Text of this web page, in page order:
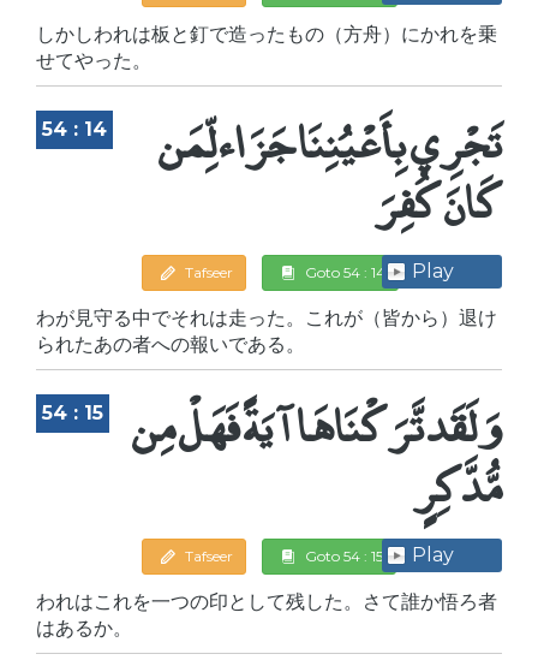
しかしわれは板と釘で造ったもの（方舟）にかれを乗
せてやった。
54 : 14 تَجْرِي بِأَعْيُنِنَا جَزَاء لِّمَن
كَانَ كُفِرَ
Tafseer Goto 54 : 14 Play
わが見守る中でそれは走った。これが（皆から）退け
られたあの者への報いである。
54 : 15 وَلَقَد تَّرَكْنَاهَا آيَةً فَهَلْ مِن
مُّدَّكِرٍ
Tafseer Goto 54 : 15 Play
われはこれを一つの印として残した。さて誰か悟ろ者
はあるか。